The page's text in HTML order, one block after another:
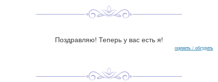
Поздравляю! Теперь у вас есть я!
оценить / обсудить